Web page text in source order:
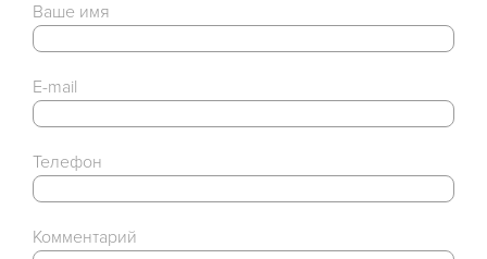
Ваше имя
E-mail
Телефон
Комментарий